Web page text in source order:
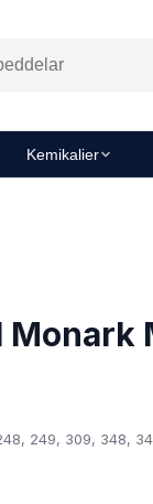
Kemikalier
Monark
249, 309, 348,